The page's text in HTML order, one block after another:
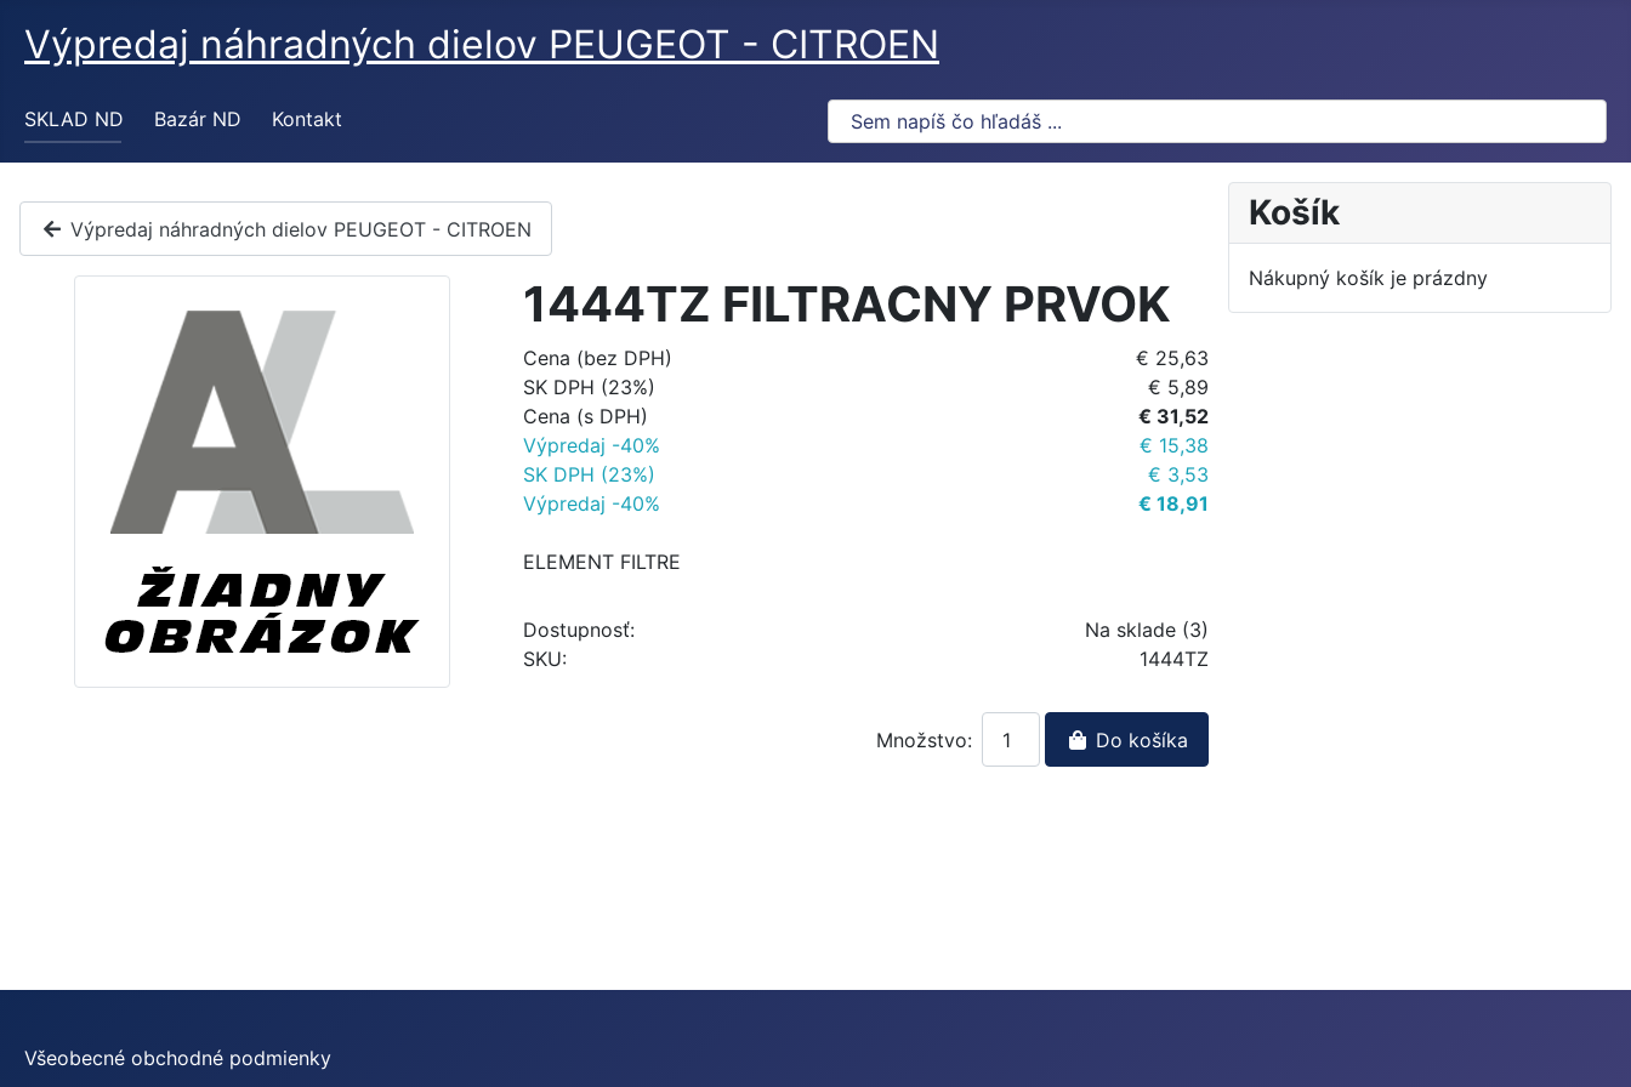
Výpredaj náhradných dielov PEUGEOT - CITROEN
SKLAD ND Bazár ND Kontakt
Výpredaj náhradných dielov PEUGEOT - CITROEN
1444TZ FILTRACNY PRVOK
Cena (bez DPH)
€ 25,63
SK DPH (23%)
€ 5,89
Cena (s DPH)
€ 31,52
Výpredaj -40%
€ 15,38
SK DPH (23%)
€ 3,53
Výpredaj -40%
€ 18,91
ELEMENT FILTRE
Dostupnosť:
Na sklade (3)
SKU:
1444TZ
Množstvo: Do košíka
Košík
Nákupný košík je prázdny
Všeobecné obchodné podmienky